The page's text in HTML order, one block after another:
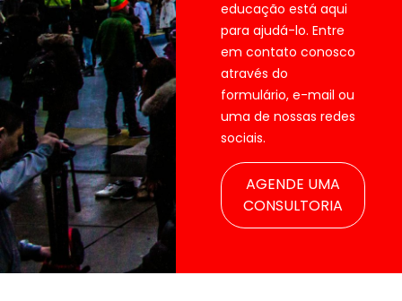
educação está aqui
para ajudá-lo. Entre
em contato conosco
através do
formulário, e-mail ou
uma de nossas redes
sociais.
AGENDE UMA
CONSULTORIA